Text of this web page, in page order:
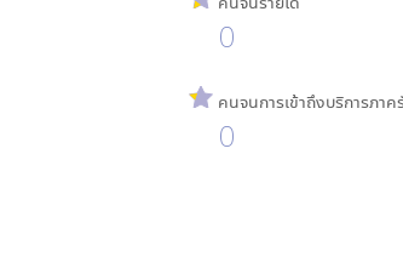
0
คนจนการเข้าถึงบริการภาค
0